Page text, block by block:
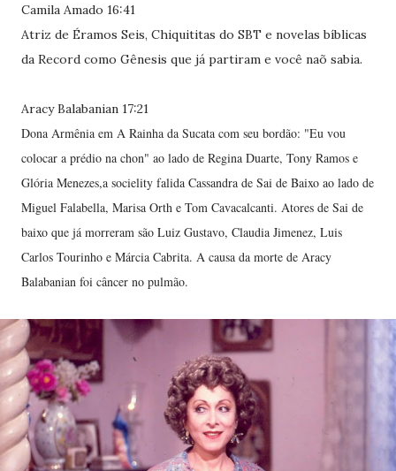
Camila Amado 16:41
Atriz de Éramos Seis, Chiquititas do SBT e novelas bíblicas
da Record como Gênesis que já partiram e você naõ sabia.
Aracy Balabanian 17:21
Dona Armênia em A Rainha da Sucata com seu bordão: "Eu vou
colocar a prédio na chon" ao lado de Regina Duarte, Tony Ramos e
Glória Menezes,a socielity falida Cassandra de Sai de Baixo ao lado de
Miguel Falabella, Marisa Orth e Tom Cavacalcanti. Atores de Sai de
baixo que já morreram são Luiz Gustavo, Claudia Jimenez, Luis
Carlos Tourinho e Márcia Cabrita. A causa da morte de Aracy
Balabanian foi câncer no pulmão.